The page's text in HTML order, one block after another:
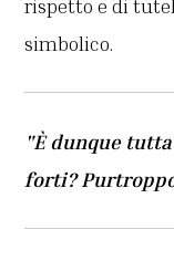
rispetto e di
simbolico.
"È dunque
forti?